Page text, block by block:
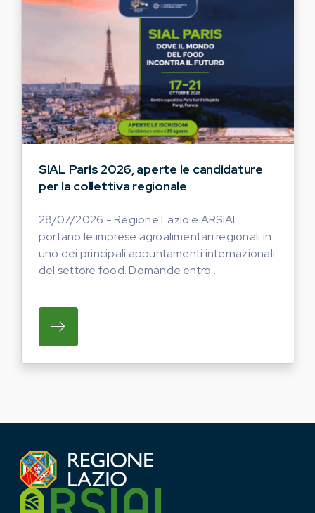
SIAL Paris 2026, aperte le candidature
per la collettiva regionale
28/07/2026 - Regione Lazio e ARSIAL
portano le imprese agroalimentari regionali in
uno dei principali appuntamenti internazionali
del settore food. Domande entro...
SU REGIONE LAZIO E ARSIAL PORTANO